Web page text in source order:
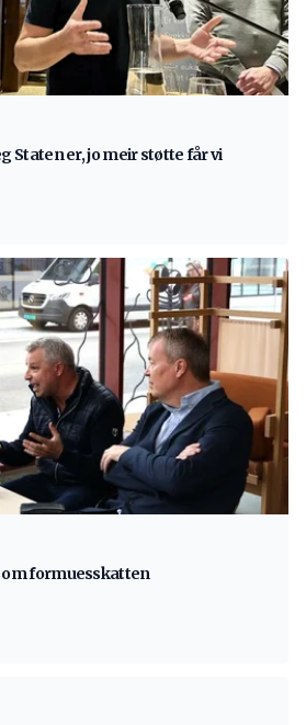
Staten er, jo meir støtte får vi
formuesskatten